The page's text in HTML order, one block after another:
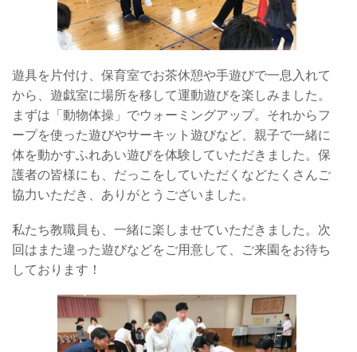
遊具を片付け、保育室でお茶休憩や手遊びで一息入れて
から、遊戯室に場所を移して運動遊びを楽しみました。
まずは「動物体操」でウォーミングアップ。それからフ
ープを使った遊びやサーキット遊びなど、親子で一緒に
体を動かすふれあい遊びを体験していただきました。保
護者の皆様にも、だっこをしていただくなどたくさんご
協力いただき、ありがとうございました。
私たち教職員も、一緒に楽しませていただきました。次
回はまた違った遊びなどをご用意して、ご来園をお待ち
しております！